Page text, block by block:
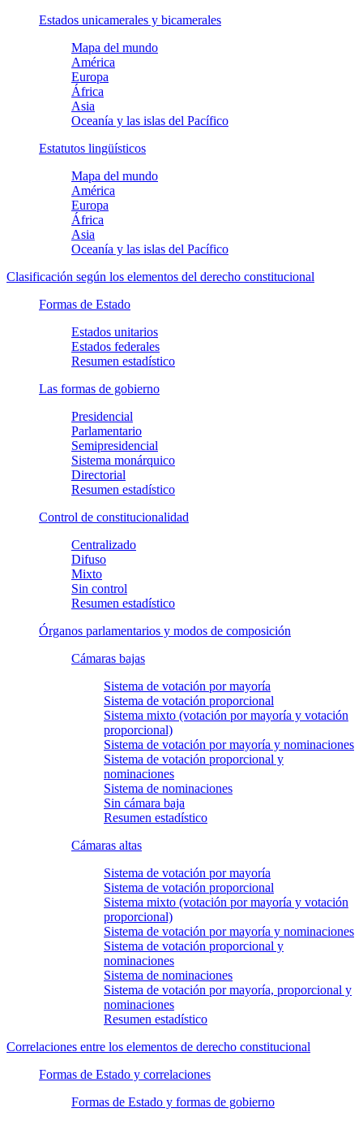
Estados unicamerales y bicamerales
Mapa del mundo
América
Europa
África
Asia
Oceanía y las islas del Pacífico
Estatutos lingüísticos
Mapa del mundo
América
Europa
África
Asia
Oceanía y las islas del Pacífico
Clasificación según los elementos del derecho constitucional
Formas de Estado
Estados unitarios
Estados federales
Resumen estadístico
Las formas de gobierno
Presidencial
Parlamentario
Semipresidencial
Sistema monárquico
Directorial
Resumen estadístico
Control de constitucionalidad
Centralizado
Difuso
Mixto
Sin control
Resumen estadístico
Órganos parlamentarios y modos de composición
Cámaras bajas
Sistema de votación por mayoría
Sistema de votación proporcional
Sistema mixto (votación por mayoría y votación
proporcional)
Sistema de votación por mayoría y nominaciones
Sistema de votación proporcional y
nominaciones
Sistema de nominaciones
Sin cámara baja
Resumen estadístico
Cámaras altas
Sistema de votación por mayoría
Sistema de votación proporcional
Sistema mixto (votación por mayoría y votación
proporcional)
Sistema de votación por mayoría y nominaciones
Sistema de votación proporcional y
nominaciones
Sistema de nominaciones
Sistema de votación por mayoría, proporcional y
nominaciones
Resumen estadístico
Correlaciones entre los elementos de derecho constitucional
Formas de Estado y correlaciones
Formas de Estado y formas de gobierno